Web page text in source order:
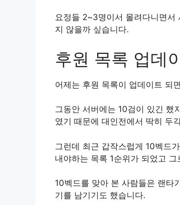
요정들 2~3명이서 몰려다니면서
지 않을까 싶습니다.
후원 목록 업데
어제는 후원 목록이 업데이트 되
그동안 서버에는 10검이 있긴 했
였기 때문에 대인전에서 딱히 두
그런데 최근 갑작스럽게 10벡드
내야하는 목록 1순위가 되었고
10벡드를 맞아 본 사람들은 랜타
기를 남기기도 했습니다.